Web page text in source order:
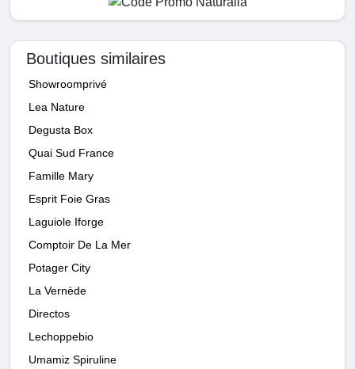
Boutiques similaires
Showroomprivé
Lea Nature
Degusta Box
Quai Sud France
Famille Mary
Esprit Foie Gras
Laguiole Iforge
Comptoir De La Mer
Potager City
La Vernède
Directos
Lechoppebio
Umamiz Spiruline